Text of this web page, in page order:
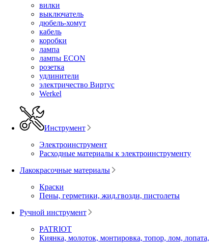
вилки
выключатель
дюбель-хомут
кабель
коробки
лампа
лампы ECON
розетка
удлинители
электричество Виртус
Werkel
Инструмент
Электроинструмент
Расходные материалы к электроинструменту
Лакокрасочные материалы
Краски
Пены, герметики, жид.гвозди, пистолеты
Ручной инструмент
PATRIOT
Киянка, молоток, монтировка, топор, лом, лопата,